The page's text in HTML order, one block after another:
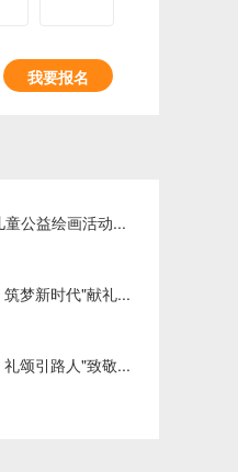
我要报名
童公益绘画活动...
梦新时代"献礼...
颂引路人"致敬...